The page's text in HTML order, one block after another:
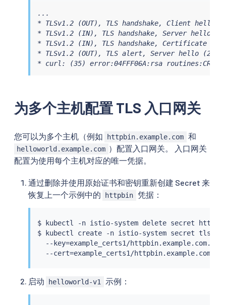
...
* TLSv1.2 (OUT), TLS handshake, Client hello
* TLSv1.2 (IN), TLS handshake, Server hello
* TLSv1.2 (IN), TLS handshake, Certificate
* TLSv1.2 (OUT), TLS alert, Server hello (2):
* curl: (35) error:04FFF06A:rsa
为多个主机配置 TLS 入口网关
您可以为多个主机（例如 httpbin.example.com 和
helloworld.example.com ）配置入口网关。 入口网关
配置为使用每个主机对应的唯一凭据。
通过删除并使用原始证书和密钥重新创建 Secret 来
恢复上一个示例中的
httpbin 凭据：
$ kubectl
-n istio-system delete secret
$
kubectl
create -n istio-system secret tls
  --key
=example_certs1/
  --cert
=
启动 helloworld-v1 示例：